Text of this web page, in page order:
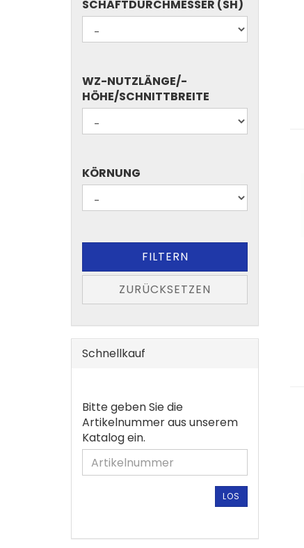
Ø
SCHAFTDURCHMESSER
(SH)
SCHAFTDURCHMESSER (SH)
WZ-
NUTZLÄNGE/-
HÖHE/SCHNITTBREITE
WZ-NUTZLÄNGE/-
HÖHE/SCHNITTBREITE
KÖRNUNG
KÖRNUNG
FILTERN
ZURÜCKSETZEN
Schnellkauf
BITTE
GEBEN
SIE
DIE
ARTIKELNUMMER
Bitte geben Sie die
Artikelnummer aus unserem
Katalog ein.
LOS